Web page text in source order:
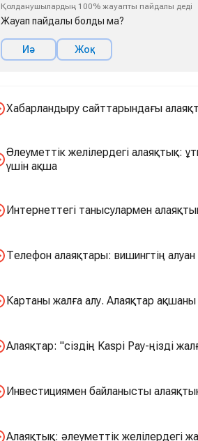
Қолданушылардың 100% жауапты пайдалы деді
Жауап пайдалы болды ма?
Иә Жоқ
Хабарландыру сайттарындағы
Әлеуметтік желілердегі алаяқтық:
үшін ақша
Интернеттегі танысулармен
Телефон алаяқтары: вишингтің алуан
Картаны жалға алу. Алаяқтар
Алаяқтар: "сіздің Kaspi Pay-ңізді
Инвестициямен байланысты
Алаяқтық: әлеуметтік желілердегі